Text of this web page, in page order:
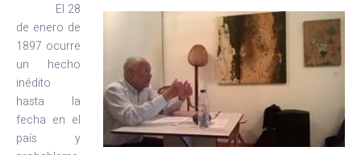
El 28
de enero de
1897 ocurre
un hecho
inédito
hasta la
fecha en el
país y